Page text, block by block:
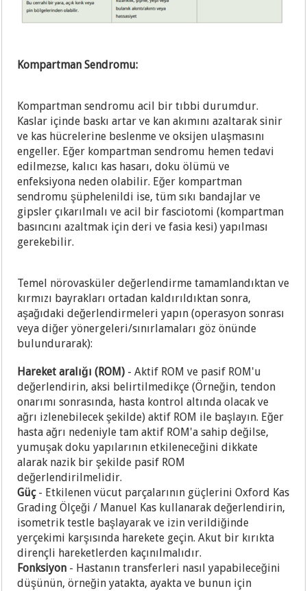
Kompartman Sendromu:
Kompartman sendromu acil bir tıbbi durumdur.
Kaslar içinde baskı artar ve kan akımını azaltarak sinir
ve kas hücrelerine beslenme ve oksijen ulaşmasını
engeller. Eğer kompartman sendromu hemen tedavi
edilmezse, kalıcı kas hasarı, doku ölümü ve
enfeksiyona neden olabilir. Eğer kompartman
sendromu şüphelenildi ise, tüm sıkı bandajlar ve
gipsler çıkarılmalı ve acil bir fasciotomi (kompartman
basıncını azaltmak için deri ve fasia kesi) yapılması
gerekebilir.
Temel nörovasküler değerlendirme tamamlandıktan ve
kırmızı bayrakları ortadan kaldırıldıktan sonra,
aşağıdaki değerlendirmeleri yapın (operasyon sonrası
veya diğer yönergeleri/sınırlamaları göz önünde
bulundurarak):
Hareket aralığı (ROM) - Aktif ROM ve pasif ROM'u
değerlendirin, aksi belirtilmedikçe (Örneğin, tendon
onarımı sonrasında, hasta kontrol altında olacak ve
ağrı izlenebilecek şekilde) aktif ROM ile başlayın. Eğer
hasta ağrı nedeniyle tam aktif ROM'a sahip değilse,
yumuşak doku yapılarının etkileneceğini dikkate
alarak nazik bir şekilde pasif ROM
değerlendirilmelidir.
Güç - Etkilenen vücut parçalarının güçlerini Oxford Kas
Grading Ölçeği / Manuel Kas kullanarak değerlendirin,
isometrik testle başlayarak ve izin verildiğinde
yerçekimi karşısında harekete geçin. Akut bir kırıkta
dirençli hareketlerden kaçınılmalıdır.
Fonksiyon - Hastanın transferleri nasıl yapabileceğini
düşünün, örneğin yatakta, ayakta ve bunun için